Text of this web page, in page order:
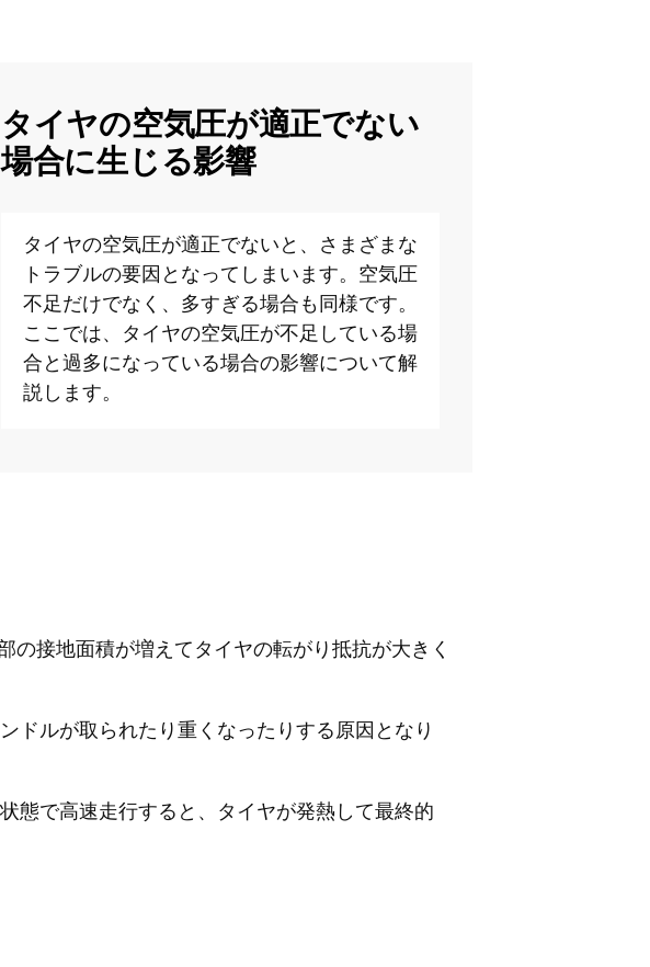
タイヤの空気圧が適正でない
場合に生じる影響
タイヤの空気圧が適正でないと、さまざまな
トラブルの要因となってしまいます。空気圧
不足だけでなく、多すぎる場合も同様です。
ここでは、タイヤの空気圧が不足している場
合と過多になっている場合の影響について解
説します。
接地面積が増えてタイヤの転がり抵抗が大きく
ドルが取られたり重くなったりする原因となり
態で高速走行すると、タイヤが発熱して最終的